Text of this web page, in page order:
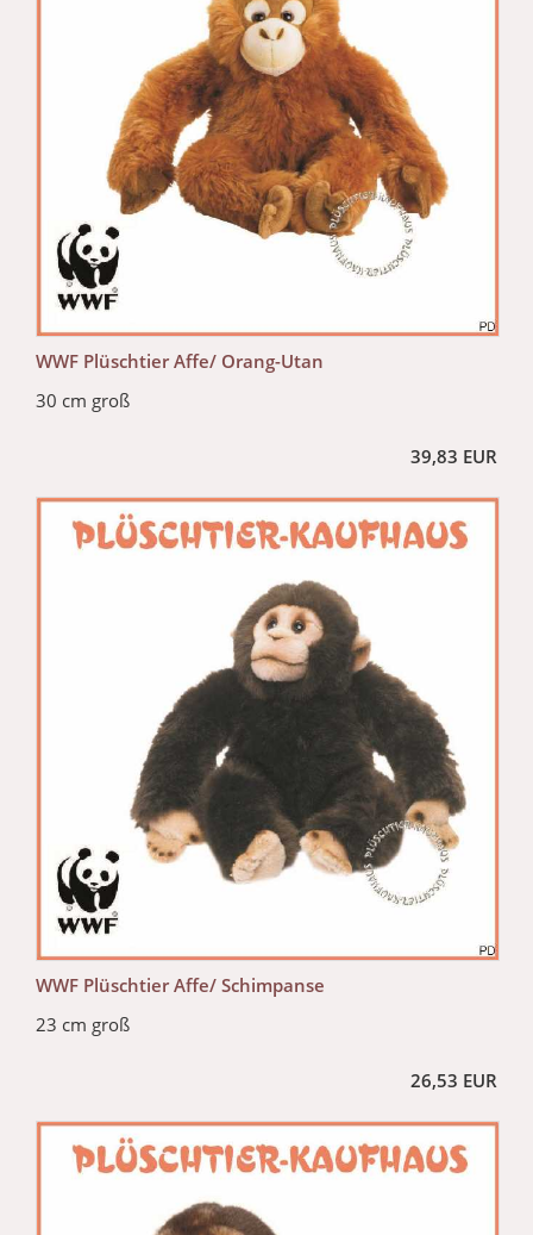
WWF Plüschtier Affe/ Orang-Utan
30 cm groß
39,83 EUR
WWF Plüschtier Affe/ Schimpanse
23 cm groß
26,53 EUR